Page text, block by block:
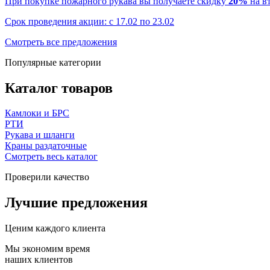
Срок проведения акции: с 17.02 по 23.02
Смотреть все предложения
Популярные категории
Каталог товаров
Камлоки и БРС
РТИ
Рукава и шланги
Краны раздаточные
Смотреть весь каталог
Проверили качество
Лучшие предложения
Ценим каждого клиента
Мы экономим время
наших клиентов